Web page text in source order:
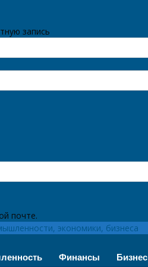
запись
почте.
экономики, бизнеса
Финансы Бизнес